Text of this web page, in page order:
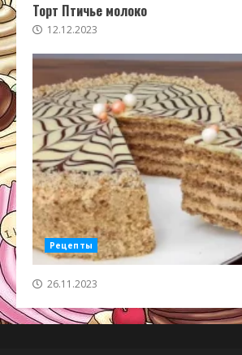
Торт Птичье молоко
12.12.2023
Рецепты
26.11.2023